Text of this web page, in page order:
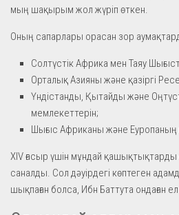
мың шақырым жол жүріп өткен.
Оның сапарлары орасан зор
Солтүстік Африка мен Таяу
Орталық Азияны және қазіргі
Үндістанды, Қытайды және
мемлекеттерін;
Шығыс Африканы және Еуропаның
XIV ғасыр үшін мұндай
саналды. Сол дәуірдегі көптеген
шықпаған болса, Ибн Баттута ондаған